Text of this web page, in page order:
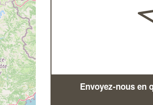
Envoyez-nous en